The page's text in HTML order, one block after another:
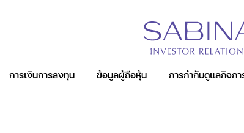
การเงินการลงทุน ข้อมูลผู้ถือหุ้น การกำกับดูแลกิจกา